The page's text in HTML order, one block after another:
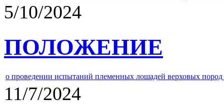
5/10/2024
ПОЛОЖЕНИЕ
о проведении испытаний племенных лошадей верховых
11/7/2024